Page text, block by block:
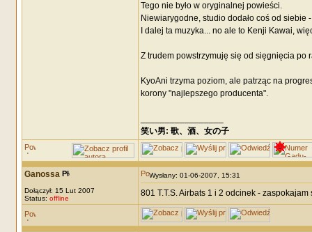
Tego nie było w oryginalnej powieści.
Niewiarygodne, studio dodało coś od siebie
I dalej ta muzyka... no ale to Kenji Kawai,
Z trudem powstrzymuję się od sięgnięcia po
KyoAni trzyma poziom, ale patrząc na
korony "najlepszego producenta".
笑い男: 歌、酒、女の子 DRM:
Ganossa
Dołączył: 15 Lut 2007
Status: offline
Wysłany: 01-06-2007, 15:31
801 T.T.S. Airbats 1 i 2 odcinek -